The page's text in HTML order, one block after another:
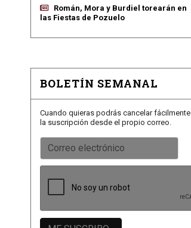
Román, Mora y Burdiel torearán en
las Fiestas de Pozuelo
BOLETÍN SEMANAL
Cuando quieras podrás cancelar fácilmente
la suscripción desde el propio correo.